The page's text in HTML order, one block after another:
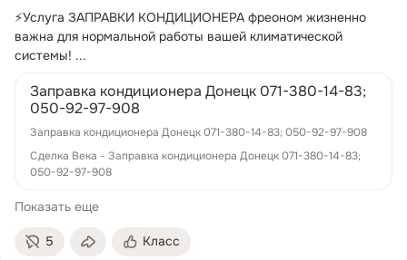
⚡Услуга ЗАПРАВКИ КОНДИЦИОНЕРА фреоном жизненно
важна для нормальной работы вашей климатической
системы! ...
Заправка кондиционера Донецк 071-380-14-83;
050-92-97-908
Заправка кондиционера Донецк 071-380-14-83; 050-92-97-908
Сделка Века - Заправка кондиционера Донецк 071-380-14-83;
050-92-97-908
Показать еще
5 Класс